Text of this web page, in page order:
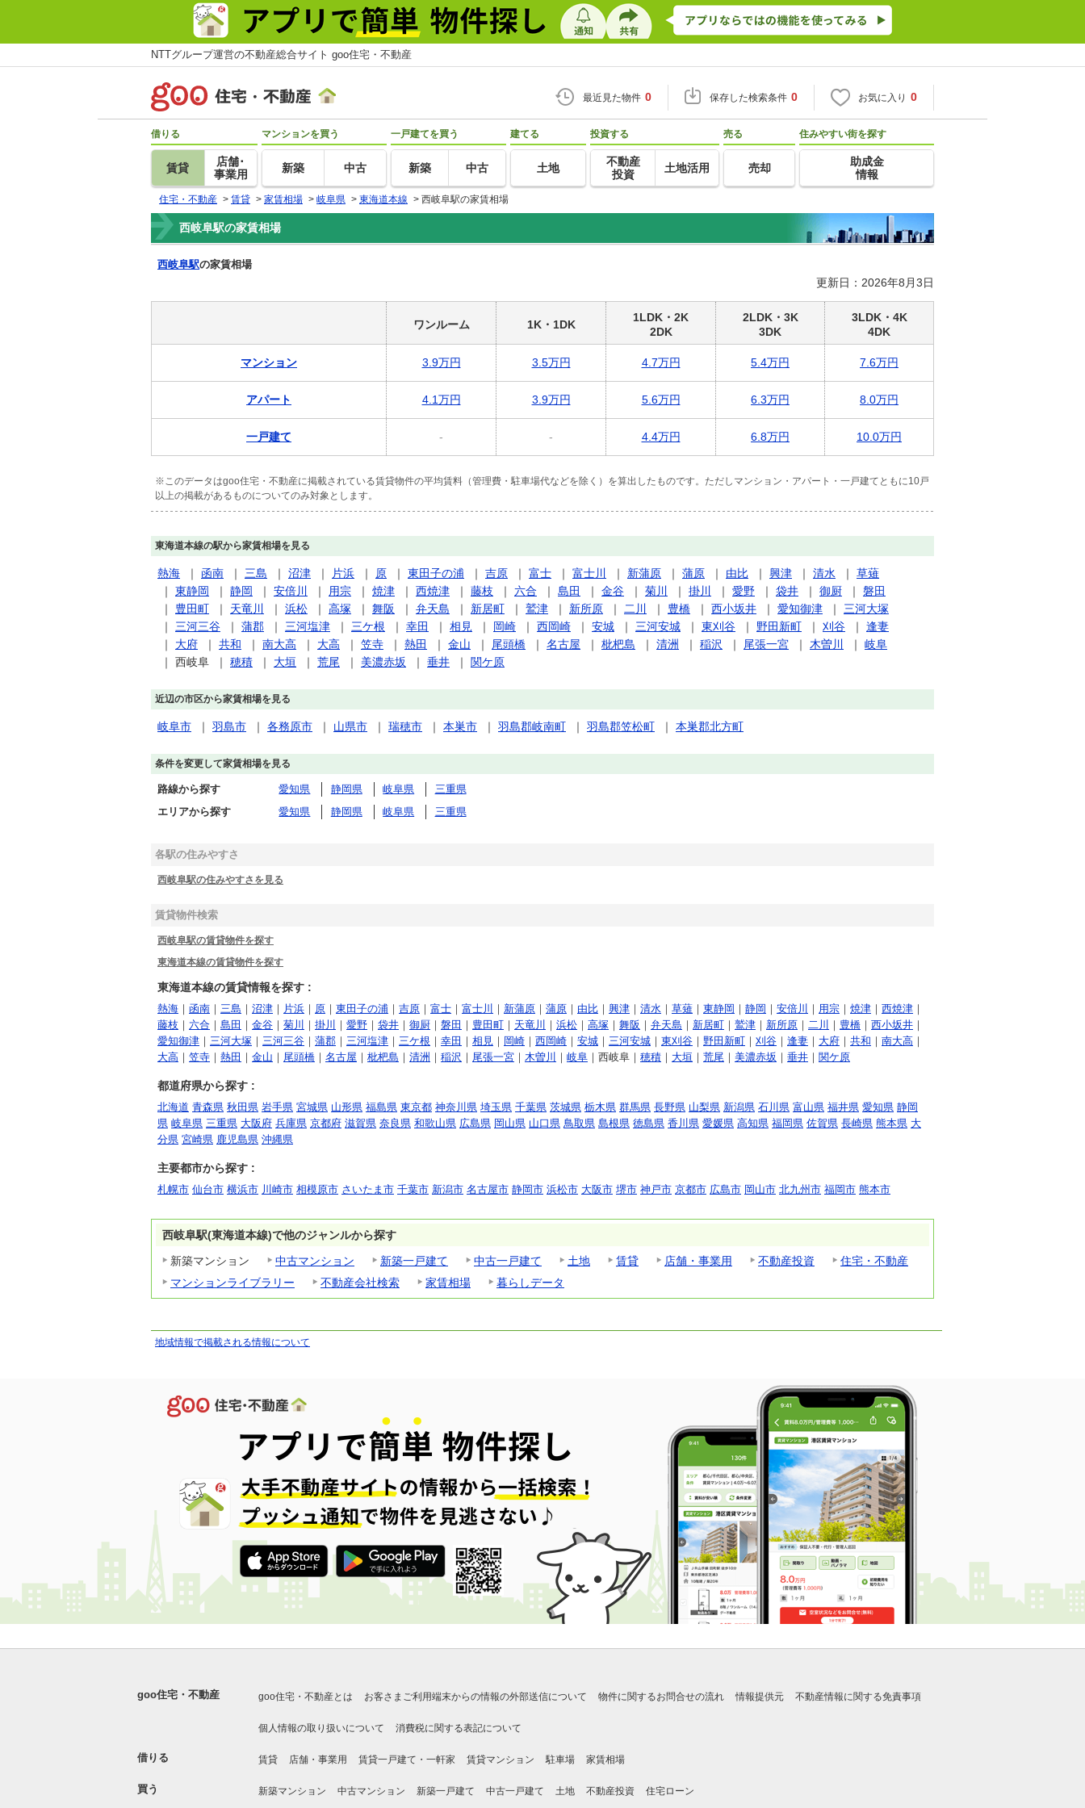
NTTグループ運営の不動産総合サイト goo住宅・不動産
最近見た物件 0 保存した検索条件 0 お気に入り 0
借りる
賃貸
店舗･
事業用
マンションを買う
新築 中古
一戸建てを買う
新築 中古
建てる
土地
投資する
不動産
投資
土地活用
売る
売却
住みやすい街を探す
助成金
情報
住宅・不動産 > 賃貸 > 家賃相場 > 岐阜県 > 東海道本線 > 西岐阜駅の家賃相場
西岐阜駅の家賃相場
西岐阜駅の家賃相場
更新日：2026年8月3日
ワンルーム 1K・1DK
1LDK・2K
2DK
2LDK・3K
3DK
3LDK・4K
4DK
マンション 3.9万円 3.5万円 4.7万円 5.4万円 7.6万円
アパート 4.1万円 3.9万円 5.6万円 6.3万円 8.0万円
一戸建て - - 4.4万円 6.8万円 10.0万円
※このデータはgoo住宅・不動産に掲載されている賃貸物件の平均賃料（管理費・駐車場代などを除く）を算出したものです。ただしマンション・アパート・一戸建てともに10戸
以上の掲載があるものについてのみ対象とします。
東海道本線の駅から家賃相場を見る
熱海 ｜ 函南 ｜ 三島 ｜ 沼津 ｜ 片浜 ｜ 原 ｜ 東田子の浦 ｜ 吉原 ｜ 富士 ｜ 富士川 ｜ 新蒲原 ｜ 蒲原 ｜ 由比 ｜ 興津 ｜ 清水 ｜ 草薙
｜ 東静岡 ｜ 静岡 ｜ 安倍川 ｜ 用宗 ｜ 焼津 ｜ 西焼津 ｜ 藤枝 ｜ 六合 ｜ 島田 ｜ 金谷 ｜ 菊川 ｜ 掛川 ｜ 愛野 ｜ 袋井 ｜ 御厨 ｜ 磐田
｜ 豊田町 ｜ 天竜川 ｜ 浜松 ｜ 高塚 ｜ 舞阪 ｜ 弁天島 ｜ 新居町 ｜ 鷲津 ｜ 新所原 ｜ 二川 ｜ 豊橋 ｜ 西小坂井 ｜ 愛知御津 ｜ 三河大塚
｜ 三河三谷 ｜ 蒲郡 ｜ 三河塩津 ｜ 三ケ根 ｜ 幸田 ｜ 相見 ｜ 岡崎 ｜ 西岡崎 ｜ 安城 ｜ 三河安城 ｜ 東刈谷 ｜ 野田新町 ｜ 刈谷 ｜ 逢妻
｜ 大府 ｜ 共和 ｜ 南大高 ｜ 大高 ｜ 笠寺 ｜ 熱田 ｜ 金山 ｜ 尾頭橋 ｜ 名古屋 ｜ 枇杷島 ｜ 清洲 ｜ 稲沢 ｜ 尾張一宮 ｜ 木曽川 ｜ 岐阜
｜ 西岐阜 ｜ 穂積 ｜ 大垣 ｜ 荒尾 ｜ 美濃赤坂 ｜ 垂井 ｜ 関ケ原
近辺の市区から家賃相場を見る
岐阜市 ｜ 羽島市 ｜ 各務原市 ｜ 山県市 ｜ 瑞穂市 ｜ 本巣市 ｜ 羽島郡岐南町 ｜ 羽島郡笠松町 ｜ 本巣郡北方町
条件を変更して家賃相場を見る
路線から探す 愛知県 静岡県 岐阜県
三重県
エリアから探す
愛知県 静岡県 岐阜県 三重県
各駅の住みやすさ
西岐阜駅の住みやすさを見る
賃貸物件検索
西岐阜駅の賃貸物件を探す
東海道本線の賃貸物件を探す
東海道本線の賃貸情報を探す :
熱海 ｜ 函南 ｜ 三島 ｜ 沼津 ｜ 片浜 ｜ 原 ｜ 東田子の浦 ｜ 吉原 ｜ 富士 ｜ 富士川 ｜ 新蒲原 ｜ 蒲原 ｜ 由比 ｜ 興津 ｜ 清水 ｜ 草薙 ｜ 東静岡 ｜ 静岡 ｜ 安倍川 ｜ 用宗 ｜ 焼津 ｜ 西焼津 ｜
藤枝 ｜ 六合 ｜ 島田 ｜ 金谷 ｜ 菊川 ｜ 掛川 ｜ 愛野 ｜ 袋井 ｜ 御厨 ｜ 磐田 ｜ 豊田町 ｜ 天竜川 ｜ 浜松 ｜ 高塚 ｜ 舞阪 ｜ 弁天島 ｜ 新居町 ｜ 鷲津 ｜ 新所原 ｜ 二川 ｜ 豊橋 ｜ 西小坂井 ｜
愛知御津 ｜ 三河大塚 ｜ 三河三谷 ｜ 蒲郡 ｜ 三河塩津 ｜ 三ケ根 ｜ 幸田 ｜ 相見 ｜ 岡崎 ｜ 西岡崎 ｜ 安城 ｜ 三河安城 ｜ 東刈谷 ｜ 野田新町 ｜ 刈谷 ｜ 逢妻 ｜ 大府 ｜ 共和 ｜ 南大高 ｜
大高 ｜ 笠寺 ｜ 熱田 ｜ 金山 ｜ 尾頭橋 ｜ 名古屋 ｜ 枇杷島 ｜ 清洲 ｜ 稲沢 ｜ 尾張一宮 ｜ 木曽川 ｜ 岐阜 ｜西岐阜｜ 穂積 ｜ 大垣 ｜ 荒尾 ｜ 美濃赤坂 ｜ 垂井 ｜ 関ケ原
都道府県から探す :
北海道 青森県 秋田県 岩手県 宮城県 山形県 福島県 東京都 神奈川県 埼玉県 千葉県 茨城県 栃木県 群馬県 長野県 山梨県 新潟県 石川県 富山県 福井県 愛知県 静岡
県 岐阜県 三重県 大阪府 兵庫県 京都府 滋賀県 奈良県 和歌山県 広島県 岡山県 山口県 鳥取県 島根県 徳島県 香川県 愛媛県 高知県 福岡県 佐賀県 長崎県 熊本県 大
分県 宮崎県 鹿児島県 沖縄県
主要都市から探す :
札幌市 仙台市 横浜市 川崎市 相模原市 さいたま市 千葉市 新潟市 名古屋市 静岡市 浜松市 大阪市 堺市 神戸市 京都市 広島市 岡山市 北九州市 福岡市 熊本市
西岐阜駅(東海道本線)で他のジャンルから探す
新築マンション
中古マンション 新築一戸建て 中古一戸建て 土地 賃貸 店舗・事業用 不動産投資
住宅・不動産
マンションライブラリー
不動産会社検索 家賃相場 暮らしデータ
地域情報で掲載される情報について
goo住宅・不動産 goo住宅・不動産とは お客さまご利用端末からの情報の外部送信について 物件に関するお問合せの流れ 情報提供元 不動産情報に関する免責事項
個人情報の取り扱いについて 消費税に関する表記について
借りる 賃貸 店舗・事業用 賃貸一戸建て・一軒家 賃貸マンション 駐車場 家賃相場
買う 新築マンション 中古マンション 新築一戸建て 中古一戸建て 土地 不動産投資 住宅ローン